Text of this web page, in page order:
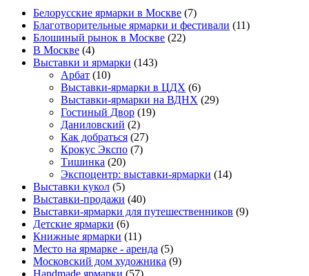
Белорусские ярмарки в Москве (7)
Благотворительные ярмарки и фестивали (11)
Блошиный рынок в Москве (22)
В Москве (4)
Выставки и ярмарки (143)
Арбат (10)
Выставки-ярмарки в ЦДХ (6)
Выставки-ярмарки на ВДНХ (29)
Гостиный Двор (19)
Даниловский (2)
Как добраться (27)
Крокус Экспо (7)
Тишинка (20)
Экспоцентр: выставки-ярмарки (14)
Выставки кукол (5)
Выставки-продажи (40)
Выставки-ярмарки для путешественников (9)
Детские ярмарки (6)
Книжные ярмарки (11)
Место на ярмарке - аренда (5)
Московский дом художника (9)
Нandmade ярмарки (57)